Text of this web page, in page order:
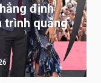
định
trình quảng